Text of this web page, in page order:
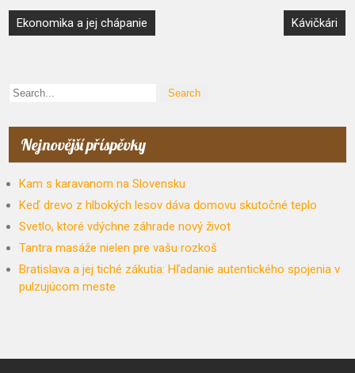
Navigace
Ekonomika a jej chápanie Kávičkári
Nejnovější příspěvky
Kam s karavanom na Slovensku
Keď drevo z hlbokých lesov dáva domovu skutočné teplo
Svetlo, ktoré vdýchne záhrade nový život
Tantra masáže nielen pre vašu rozkoš
Bratislava a jej tiché zákutia: Hľadanie autentického spojenia v
pulzujúcom meste